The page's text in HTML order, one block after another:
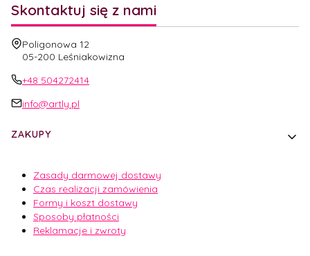
Skontaktuj się z nami
Adres:
Poligonowa 12
05-200 Leśniakowizna
+48 504272414
info@artly.pl
ZAKUPY
Zasady darmowej dostawy
Czas realizacji zamówienia
Formy i koszt dostawy
Sposoby płatności
Reklamacje i zwroty